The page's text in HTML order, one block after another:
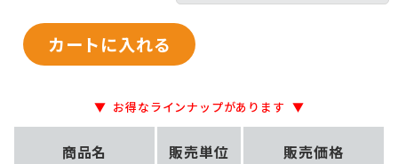
お得なラインナップがあります
商品名 販売単位 販売価格